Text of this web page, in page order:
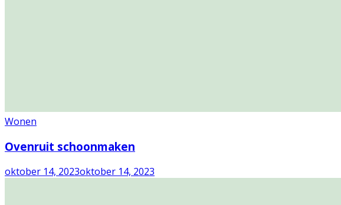
Wonen
Ovenruit schoonmaken
oktober 14, 2023oktober 14, 2023